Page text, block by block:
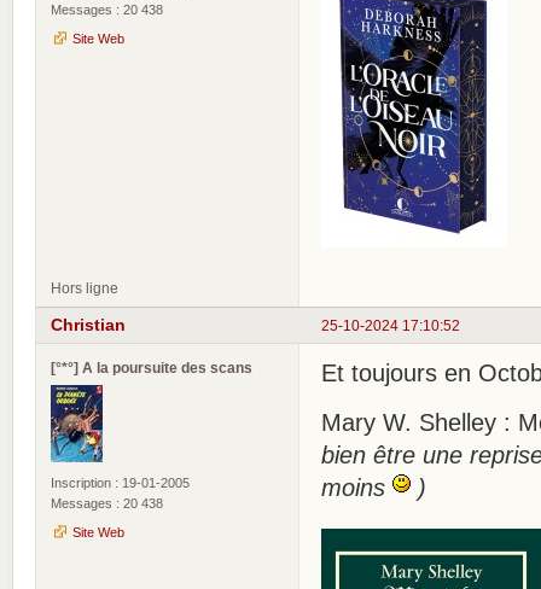
Messages : 20 438
Site Web
Hors ligne
25-10-2024 17:10:52
Christian
[°*°] A la poursuite des scans
Inscription : 19-01-2005
Messages : 20 438
Site Web
Et toujours en
Mary W. Shelley :
bien être une
moins
)